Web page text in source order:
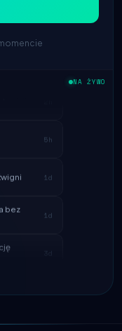
NA ŻYWO
bez
24h